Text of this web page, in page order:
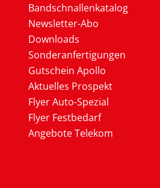
Bandschnallenkatalog
Newsletter-Abo
Downloads
Sonderanfertigungen
Gutschein Apollo
Aktuelles Prospekt
Flyer Auto-Spezial
Flyer Festbedarf
Angebote Telekom